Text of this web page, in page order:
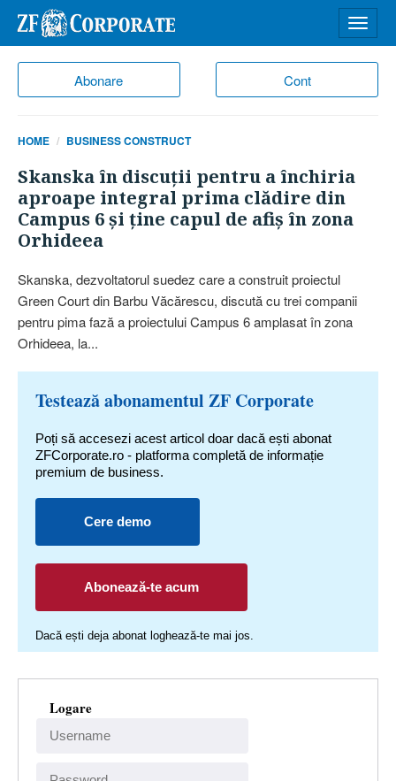
Abonare Cont
meniu
HOME BUSINESS CONSTRUCT
Skanska în discuţii pentru a închiria
aproape integral prima clădire din
Campus 6 şi ţine capul de afiş în zona
Orhideea
Skanska, dezvoltatorul suedez care a construit proiectul
Green Court din Barbu Văcărescu, discută cu trei companii
pentru pima fază a proiectului Campus 6 amplasat în zona
Orhideea, la...
Testează abonamentul ZF Corporate
Poți să accesezi acest articol doar dacă ești abonat
ZFCorporate.ro - platforma completă de informație
premium de business.
Cere demo
Abonează-te acum
Dacă ești deja abonat loghează-te mai jos.
Logare